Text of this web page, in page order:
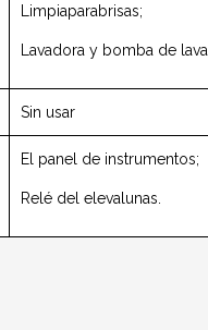
Limpiaparabrisas;
Lavadora y bomba de
Sin usar
El panel de instrumentos;
Relé del elevalunas.